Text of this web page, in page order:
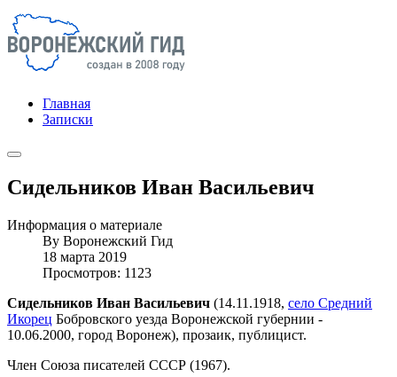
Главная
Записки
Сидельников Иван Васильевич
Информация о материале
By Воронежский Гид
18 марта 2019
Просмотров: 1123
Сидельников Иван Васильевич (14.11.1918, село Средний
Икорец Бобровского уезда Воронежской губернии -
10.06.2000, город Воронеж), прозаик, публицист.
Член Союза писателей СССР (1967).